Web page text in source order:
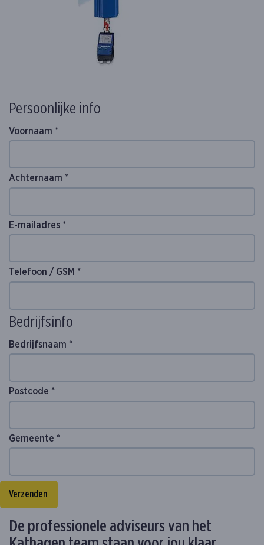
Persoonlijke info
Voornaam *
Achternaam *
Gelieve dit veld leeg te laten
E-mailadres *
Telefoon / GSM *
Bedrijfsinfo
Bedrijfsnaam *
Postcode *
Gemeente *
Verzenden
De professionele adviseurs van het